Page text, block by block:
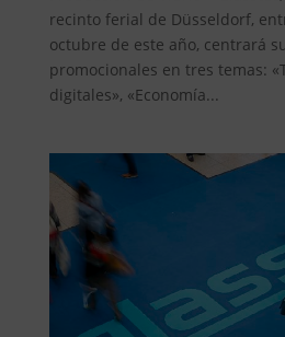
recinto ferial de Düsseldorf,
octubre de este año, centrará
promocionales en tres temas:
digitales», «Economía...